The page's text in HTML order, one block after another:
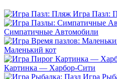
Игра Пазл:
Симпатичные Автомобили
Маленький кот
Картинка — Харбор-Сити
Игра